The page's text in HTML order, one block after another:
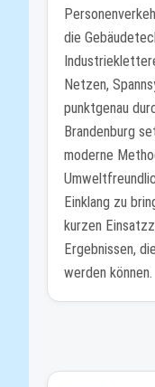
die
Netzen,
punktgenau
Brandenburg
moderne
Einklang zu
kurzen
Ergebnissen,
werden können.